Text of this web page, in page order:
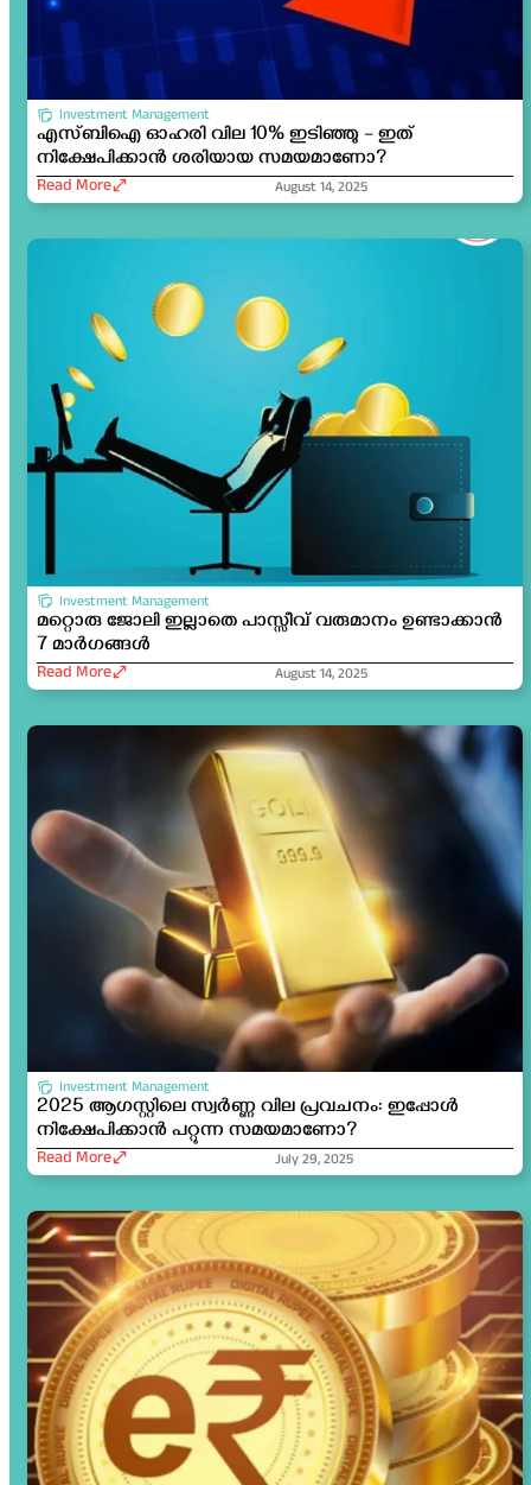
Investment Management
എസ്‌ബി‌ഐ ഓഹരി വില 10% ഇടിഞ്ഞു – ഇത്
നിക്ഷേപിക്കാൻ ശരിയായ സമയമാണോ?
Read More
August 14, 2025
Investment Management
മറ്റൊരു ജോലി ഇല്ലാതെ പാസ്സീവ് വരുമാനം ഉണ്ടാക്കാൻ
7 മാർഗങ്ങൾ
Read More
August 14, 2025
Investment Management
2025 ആഗസ്റ്റിലെ സ്വർണ്ണ വില പ്രവചനം: ഇപ്പോൾ
നിക്ഷേപിക്കാൻ പറ്റുന്ന സമയമാണോ?
Read More
July 29, 2025